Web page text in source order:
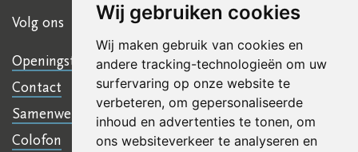
Wij gebruiken cookies
Wij maken gebruik van cookies en
andere tracking-technologieën om uw
surfervaring op onze website te
verbeteren, om gepersonaliseerde
inhoud en advertenties te tonen, om
ons websiteverkeer te analyseren en
Volg ons
Openingstijden
Contact
Samenwerkingen
Colofon